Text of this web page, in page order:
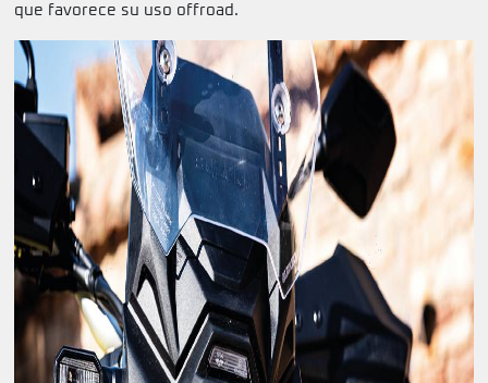
que favorece su uso offroad.